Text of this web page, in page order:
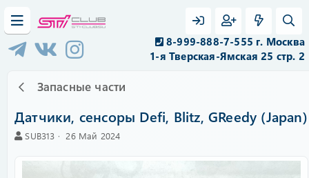
8-999-888-7-555 г. Москва
1-я Тверская-Ямская 25 стр. 2
Запасные части
Датчики, сенсоры Defi, Blitz, GReedy (Japan)
А
т
SUB313
C
26 Май 2024